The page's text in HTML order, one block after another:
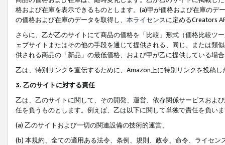
格および在庫を表示できるものとします。(a)甲が価格および在庫の
の価格および在庫のデータを取得し、 本ライセンスに定めるCreators
さらに、乙が乙のサイトにて商品の価格を「比較」形式（価格比較ツ
ェブサイトまたはその他の手段を通じて提供される、同じ、または類
供される商品の「新品」の最低価格、および甲が乙に提供している場
乙は、特別リンクを宣伝するために、Amazon上に特別リンクを投稿
3. 乙のサイトに対する責任
乙は、乙のサイトに関して、その開発、運営、依存関係サービスおよ
任を負うものとします。例えば、乙は以下に関して単独で責任を負い
(a) 乙のサイトおよび一切の関連設備の技術的運営、
(b) 本規約、全ての適用ある法令、条例、規則、政令、命令、ライセ